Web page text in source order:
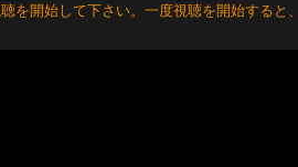
を開始して下さい。一度視聴を開始すると